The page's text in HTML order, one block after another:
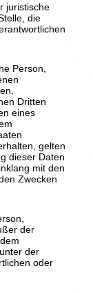
juristische
die
Person,
Dritten
eines
gelten
dieser Daten
mit den
Zwecken
der
der
oder